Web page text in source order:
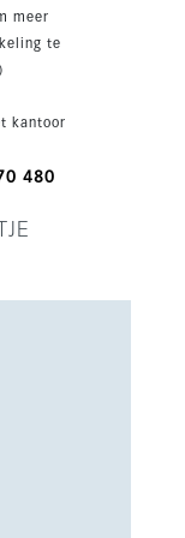
meer
te
kantoor
480